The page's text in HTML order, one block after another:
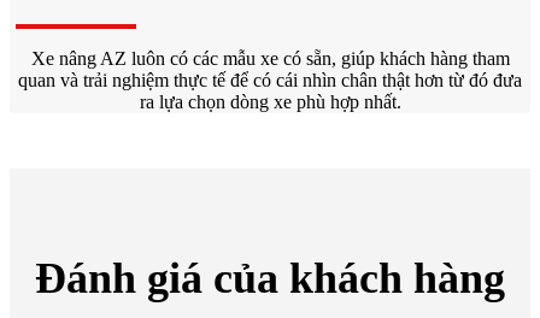
Xe nâng AZ luôn có các mẫu xe có sẵn, giúp khách hàng tham
quan và trải nghiệm thực tế để có cái nhìn chân thật hơn từ đó đưa
ra lựa chọn dòng xe phù hợp nhất.
Đánh giá của khách hàng